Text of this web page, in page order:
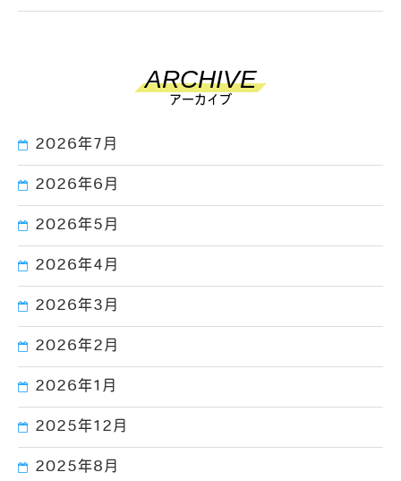
ARCHIVE
アーカイブ
2026年7月
2026年6月
2026年5月
2026年4月
2026年3月
2026年2月
2026年1月
2025年12月
2025年8月